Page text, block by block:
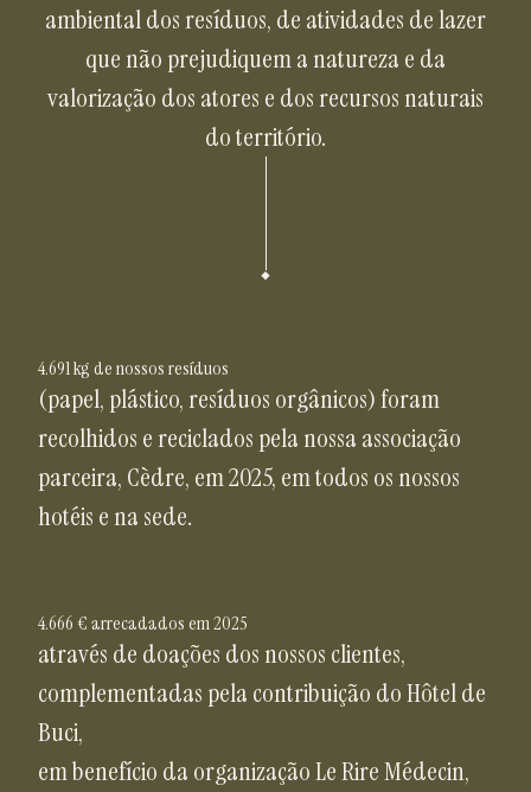
ambiental dos resíduos, de atividades de lazer
que não prejudiquem a natureza e da
valorização dos atores e dos recursos naturais
do território.
4.691 kg de nossos resíduos
(papel, plástico, resíduos orgânicos) foram
recolhidos e reciclados pela nossa associação
parceira, Cèdre, em 2025, em todos os nossos
hotéis e na sede.
4.666 € arrecadados em 2025
através de doações dos nossos clientes,
complementadas pela contribuição do Hôtel de
Buci,
em benefício da organização Le Rire Médecin,